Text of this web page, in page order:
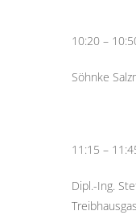
10:20 –
Söhnke
11:15 –
Dipl.-Ing.